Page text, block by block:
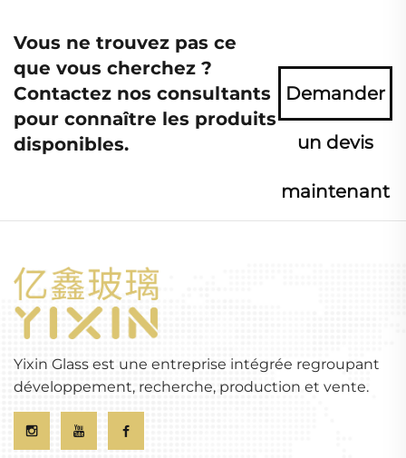
Vous ne trouvez pas ce
que vous cherchez ?
Contactez nos consultants
pour connaître les produits
disponibles.
Demander
un devis
maintenant
Yixin Glass est une entreprise intégrée regroupant
développement, recherche, production et vente.